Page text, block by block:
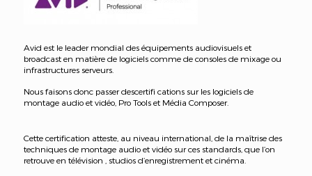
Avid est le leader mondial des équipements audiovisuels et
broadcast en matière de logiciels comme de consoles de mixage ou
infrastructures serveurs.
Nous faisons donc passer descertifi cations sur les logiciels de
montage audio et vidéo, Pro Tools et Média Composer.
Cette certification atteste, au niveau international, de la maîtrise des
techniques de montage audio et vidéo sur ces standards, que l’on
retrouve en télévision , studios d’enregistrement et cinéma.